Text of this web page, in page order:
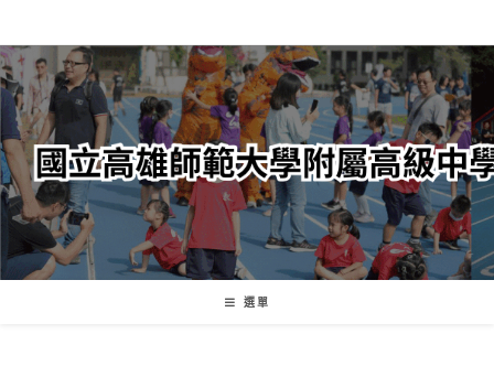
轉
至
主
內
容
選單